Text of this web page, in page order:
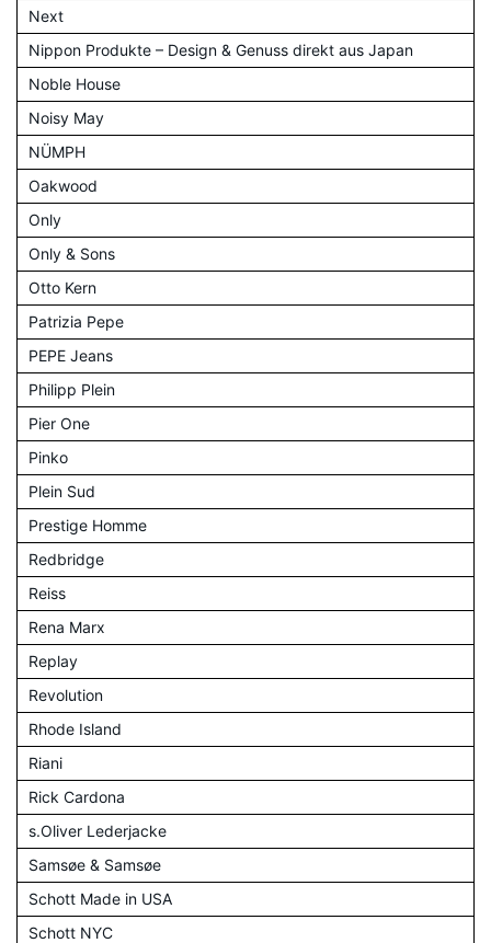
Next
Nippon Produkte – Design & Genuss direkt aus Japan
Noble House
Noisy May
NÜMPH
Oakwood
Only
Only & Sons
Otto Kern
Patrizia Pepe
PEPE Jeans
Philipp Plein
Pier One
Pinko
Plein Sud
Prestige Homme
Redbridge
Reiss
Rena Marx
Replay
Revolution
Rhode Island
Riani
Rick Cardona
s.Oliver Lederjacke
Samsøe & Samsøe
Schott Made in USA
Schott NYC